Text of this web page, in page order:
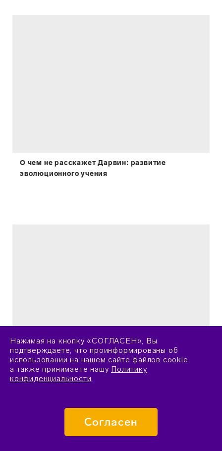
О чем не расскажет Дарвин: развитие
эволюционного учения
Состоялось открытие программ
биологического и биомедицинского профилей
Нажимая на кнопку «СОГЛАСЕН», Вы
подтверждаете, что проинформированы об
использовании на нашем сайте файлов cookie,
а также принимаете нашу Политику
конфиденциальности.
Согласен